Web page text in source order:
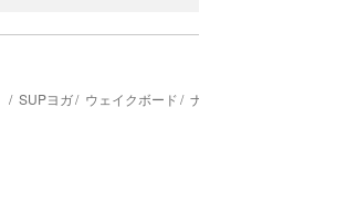
SUPヨガ ウェイクボード
ナイトツアー